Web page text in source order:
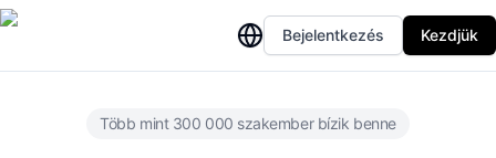
Bejelentkezés Kezdjük
Több mint 300 000 szakember bízik benne